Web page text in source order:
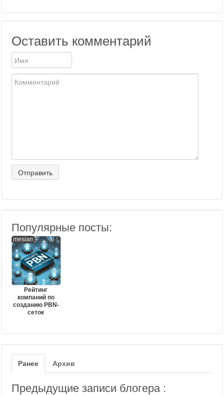
Оставить комментарий
Популярные посты:
mesian
Рейтинг
компаний по
созданию PBN-
сеток
Ранее Архив
Предыдущие записи блогера :